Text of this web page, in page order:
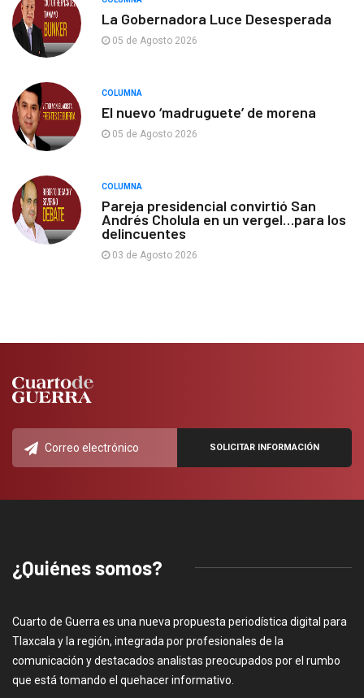
La Gobernadora Luce Desesperada
05 de Agosto 2026
COLUMNA
El nuevo ‘madruguete’ de morena
05 de Agosto 2026
COLUMNA
Pareja presidencial convirtió San
Andrés Cholula en un vergel…para los
delincuentes
03 de Agosto 2026
¿Quiénes somos?
Cuarto de Guerra es una nueva propuesta periodística digital para
Tlaxcala y la región, integrada por profesionales de la
comunicación y destacados analistas preocupados por el rumbo
que está tomando el quehacer informativo.